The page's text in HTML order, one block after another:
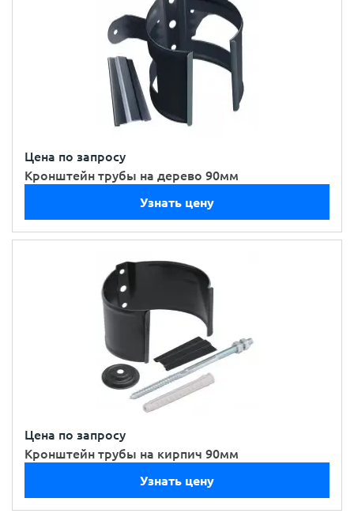
Цена по запросу
Кронштейн трубы на дерево 90мм
Узнать цену
Цена по запросу
Кронштейн трубы на кирпич 90мм
Узнать цену